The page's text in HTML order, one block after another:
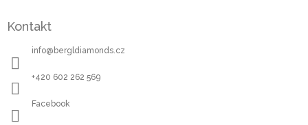
Kontakt
info@ bergldiamonds.cz
+420 602 262 569
Facebook